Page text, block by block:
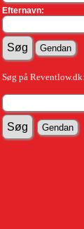
Efternavn:
Søg på Reventlow.dk: